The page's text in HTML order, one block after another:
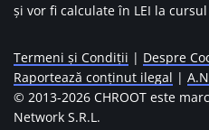
și vor fi calculate în LEI la cursul
Termeni și Condiții | Despre
Raportează conținut ilegal |
© 2013-2026 CHROOT este
Network S.R.L.